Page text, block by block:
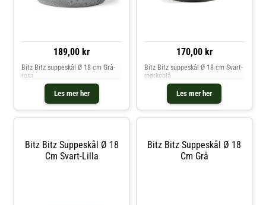
189,00 kr
Les mer her
Bitz Bitz suppeskål Ø 18 cm Grå-
rosa
170,00 kr
Les mer her
Bitz Bitz suppeskål Ø 18 cm Svart-
mørkeblå
Bitz Bitz Suppeskål Ø 18
Cm Svart-Lilla
Bitz Bitz Suppeskål Ø 18
Cm Grå